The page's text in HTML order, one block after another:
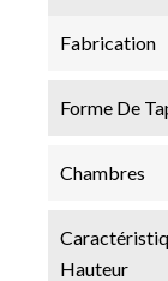
Fabrication
Forme De
Chambres
Hauteur